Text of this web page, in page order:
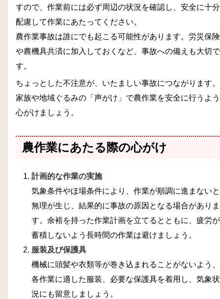
すので、作業前には必ず周辺の状況を確認し、安全に十分
配慮して作業にあたってください。
農作業事故は誰にでも起こる可能性があります。労災保険
や農機具共済に加入しておくなど、事故への備えも大切で
す。
ちょっとした不注意が、いたましい事故につながります。
家族や地域ぐるみの「声がけ」で農作業を安全に行うよう
心がけましょう。
農作業にあたる際の心がけ
計画的な作業の実施
気象条件やほ場条件により、作業が順調に進まないと
無理が生じ、結果的に事故の原因となる場合がありま
す。余裕を持った作業計画を立てるとともに、疲労が
蓄積しないよう長時間の作業は避けましょう。
服装及び保護具
機械に頭髪や衣類等が巻き込まれることがないよう、
各作業に適した服装、必要な保護具を着用し、気象状
況にも留意しましょう。